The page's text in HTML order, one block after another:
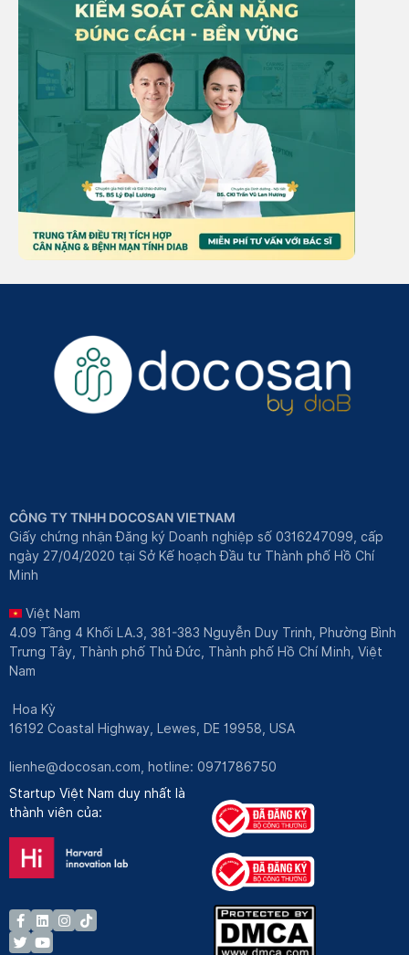
CÔNG TY TNHH DOCOSAN VIETNAM
Giấy chứng nhận Đăng ký Doanh nghiệp số 0316247099, cấp
ngày 27/04/2020 tại Sở Kế hoạch Đầu tư Thành phố Hồ Chí
Minh
Việt Nam
4.09 Tầng 4 Khối LA.3, 381-383 Nguyễn Duy Trinh, Phường Bình
Trưng Tây, Thành phố Thủ Đức, Thành phố Hồ Chí Minh, Việt
Nam
Hoa Kỳ
16192 Coastal Highway, Lewes, DE 19958, USA
lienhe@docosan.com , hotline: 0971786750
Startup Việt Nam duy nhất là
thành viên của: